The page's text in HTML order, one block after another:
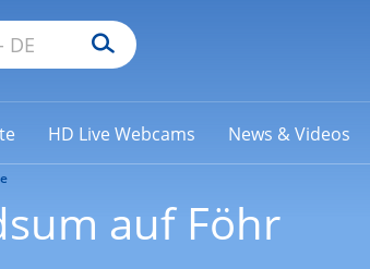
HD Live Webcams News & Videos
auf Föhr